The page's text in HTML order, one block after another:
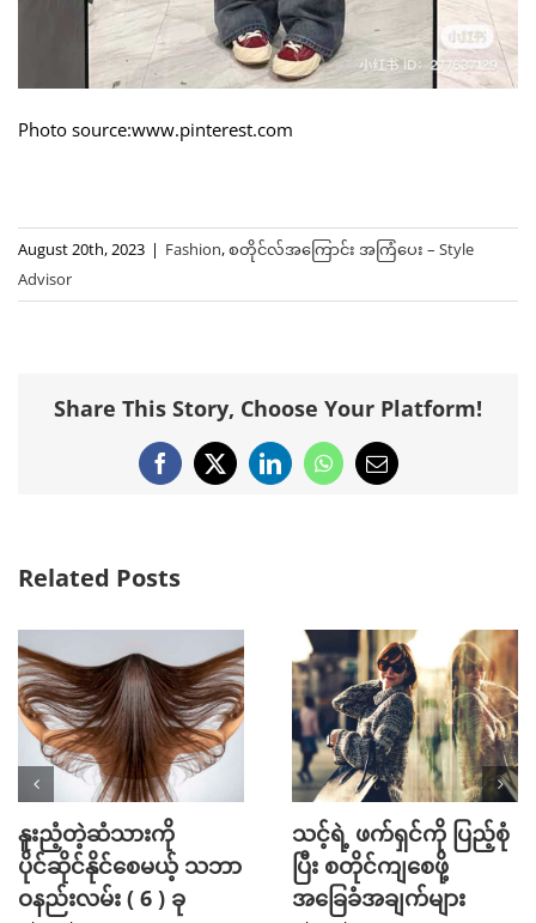
Photo source:www.pinterest.com
August 20th, 2023 | Fashion,စတိုင်လ်အကြောင်း အကြံပေး – Style
Advisor
Share This Story, Choose Your Platform!
Facebook
X LinkedInWhatsApp
Email
Related Posts
Mini Jeans Skirt ကို စ
တိုင်ကျကျဝတ်လို့ရစေ
မယ့် Styling Tips များ
Golf အားကစား
ကြိုက်နှစ်သက်သူတို့
အတွက် ဖက်ရှင် Tips